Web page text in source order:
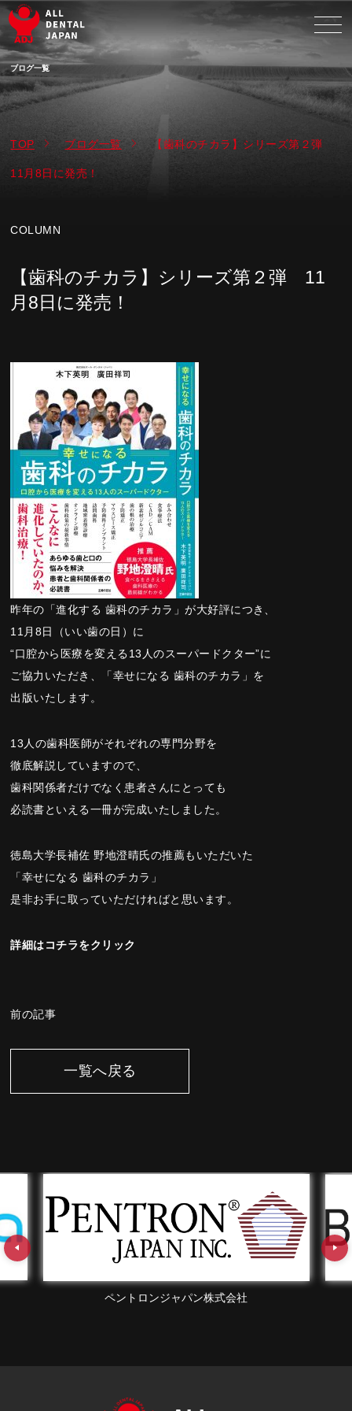
ブログ一覧
TOP ブログ一覧 【歯科のチカラ】シリーズ第２弾
11月8日に発売！
COLUMN
【歯科のチカラ】シリーズ第２弾 11
月8日に発売！
昨年の「進化する 歯科のチカラ」が大好評につき、
11月8日（いい歯の日）に
“口腔から医療を変える13人のスーパードクター”に
ご協力いただき、「幸せになる 歯科のチカラ」を
出版いたします。
13人の歯科医師がそれぞれの専門分野を
徹底解説していますので、
歯科関係者だけでなく患者さんにとっても
必読書といえる一冊が完成いたしました。
徳島大学長補佐 野地澄晴氏の推薦もいただいた
「幸せになる 歯科のチカラ」
是非お手に取っていただければと思います。
詳細はコチラをクリック
前の記事
一覧へ戻る
ペントロンジャパン株式会社